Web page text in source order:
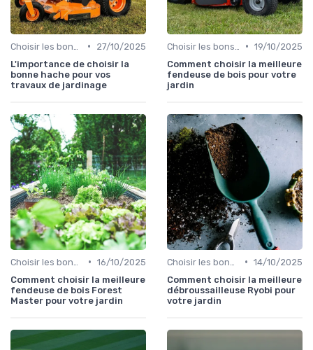
•
27/10/2025
L'importance de choisir la
bonne hache pour vos
travaux de jardinage
• 19/10/2025
Comment choisir la meilleure
fendeuse de bois pour votre
jardin
• 16/10/2025
Comment choisir la meilleure
fendeuse de bois Forest
Master pour votre jardin
• 14/10/2025
Comment choisir la meilleure
débroussailleuse Ryobi pour
votre jardin